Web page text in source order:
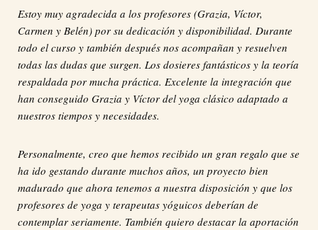
Estoy muy agradecida a los profesores (Grazia, Víctor,
Carmen y Belén) por su dedicación y disponibilidad. Durante
todo el curso y también después nos acompañan y resuelven
todas las dudas que surgen. Los dosieres fantásticos y la teoría
respaldada por mucha práctica. Excelente la integración que
han conseguido Grazia y Víctor del yoga clásico adaptado a
nuestros tiempos y necesidades.
Personalmente, creo que hemos recibido un gran regalo que se
ha ido gestando durante muchos años, un proyecto bien
madurado que ahora tenemos a nuestra disposición y que los
profesores de yoga y terapeutas yóguicos deberían de
contemplar seriamente. También quiero destacar la aportación